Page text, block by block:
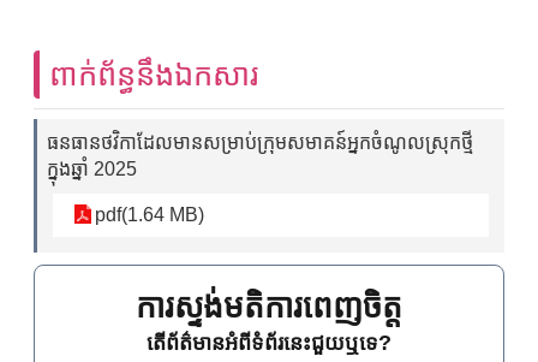
ពាក់ព័ន្ធនឹងឯកសារ
ធនធានថវិកាដែលមានសម្រាប់ក្រុមសមាគន៍អ្នកចំណូលស្រុកថ្មី
ក្នុងឆ្នាំ 2025
pdf(1.64 MB)
ការស្ទង់មតិការពេញចិត្ត
តើព័ត៌មានអំពីទំព័រនេះជួយឬទេ?